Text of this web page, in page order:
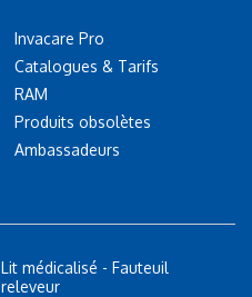
Invacare Pro
Catalogues & Tarifs
RAM
Produits obsolètes
Ambassadeurs
Lit médicalisé - Fauteuil
releveur